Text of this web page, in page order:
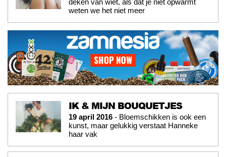
deken van wiet, als dat je niet opwarmt
weten we het niet meer
IK & MIJN BOUQUETJES
19 april 2016 - Bloemschikken is ook een
kunst, maar gelukkig verstaat Hanneke
haar vak